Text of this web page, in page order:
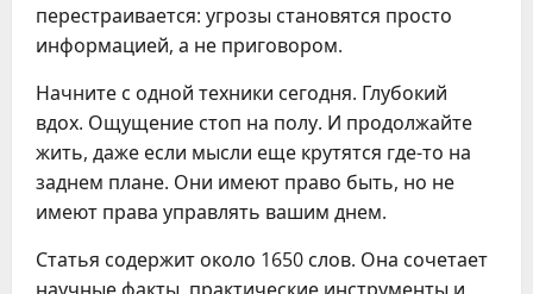
перестраивается: угрозы становятся просто
информацией, а не приговором.
Начните с одной техники сегодня. Глубокий
вдох. Ощущение стоп на полу. И продолжайте
жить, даже если мысли еще крутятся где-то на
заднем плане. Они имеют право быть, но не
имеют права управлять вашим днем.
Статья содержит около 1650 слов. Она сочетает
научные факты, практические инструменты и